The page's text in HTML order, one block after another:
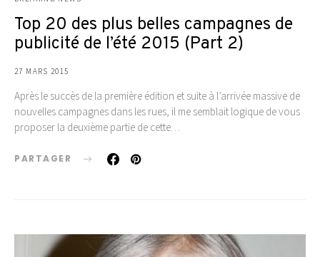
Top 20 des plus belles campagnes de
publicité de l’été 2015 (Part 2)
27 MARS 2015
Après le succès de la première édition et suite à l’arrivée massive de
nouvelles campagnes dans les rues, il me semblait logique de vous
proposer la deuxième partie de cette…
PARTAGER